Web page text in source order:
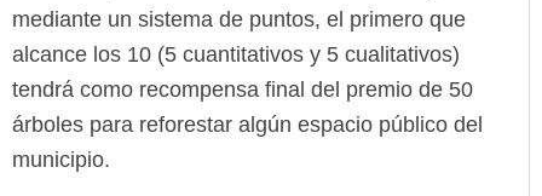
mediante un sistema de puntos, el primero que
alcance los 10 (5 cuantitativos y 5 cualitativos)
tendrá como recompensa final del premio de 50
árboles para reforestar algún espacio público del
municipio.